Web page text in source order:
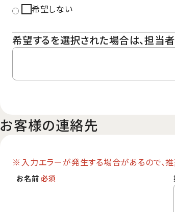
希望しない
希望するを選択された場合は、担当
お客様の連絡先
入力エラーが発生する場合があるので、
お名前必須